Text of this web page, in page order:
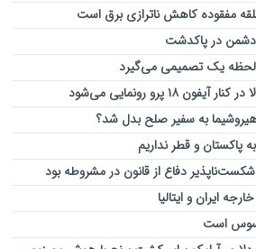
مفقوده کاهش ناترازی برق است
دشمن در پاکدشت
لحظه یک تصمیمی می‌گیرد
۱۸ پرو رونمایی می‌شود
به سفیر صلح بدل شد؟
پاکستان و قطر نداریم
دفاع از قانون در مشروطه بود
ایران و ایتالیا
است